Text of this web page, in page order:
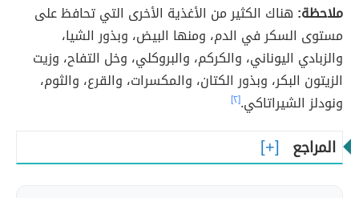
ملاحظة: هناك الكثير من الأغذية الأخرى التي تحافظ على
مستوى السكر في الدم، ومنها البيض، وبذور الشيا،
والزبادي اليوناني، والكركم، والبروكلي، وخل التفاح، وزيت
الزيتون البكر، وبذور الكتان، والمكسرات، والقرع، والثوم،
ونودلز الشيراتاكي.[٢]
المراجع